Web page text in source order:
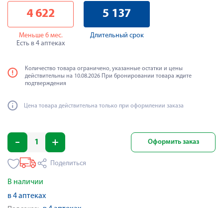
4 622
Меньше 6 мес.
Есть в 4 аптеках
5 137
Длительный срок
Количество товара ограничено, указанные остатки и цены
действительны на 10.08.2026 При бронировании товара ждите
подтверждения
Цена товара действительна только при оформлении заказа
Оформить заказ
Поделиться
В наличии
в 4 аптеках